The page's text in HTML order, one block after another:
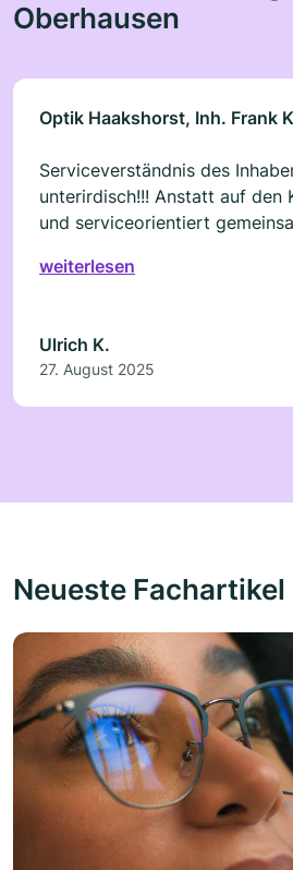
Oberhausen
Optik Haakshorst, Inh. Frank
Serviceverständnis des
unterirdisch!!! Anstatt auf den
und serviceorientiert
Security zu rufen und unter
Interesse an Kundenservice!
aller Würde!!! So geht man
Keinerlei Empfehlung!!! Minus
weiterlesen
Ulrich K.
27. August 2025
Neueste Fachartikel